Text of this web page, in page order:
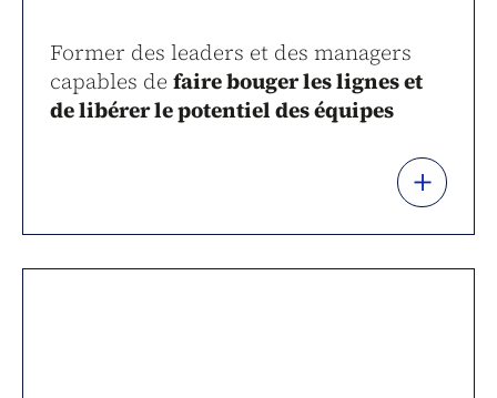
Former des leaders et des managers
capables de faire bouger les lignes et
de libérer le potentiel des équipes
+